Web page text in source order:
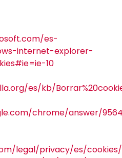
es-
internet-explorer-
10
es/kb/
chrome/answer/
legal/privacy/es/cookies/